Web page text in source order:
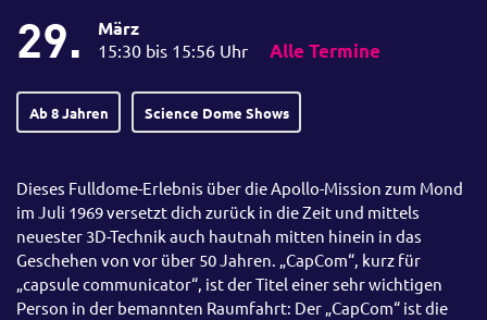
29. März
15:30 bis 15:56 Uhr Alle Termine
Ab 8 Jahren Science Dome Shows
Dieses Fulldome-Erlebnis über die Apollo-Mission zum Mond
im Juli 1969 versetzt dich zurück in die Zeit und mittels
neuester 3D-Technik auch hautnah mitten hinein in das
Geschehen von vor über 50 Jahren. „CapCom“, kurz für
„capsule communicator“, ist der Titel einer sehr wichtigen
Person in der bemannten Raumfahrt: Der „CapCom“ ist die